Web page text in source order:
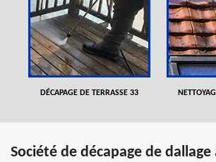
DÉCAPAGE DE TERRASSE 33
Société de décapage de dallage